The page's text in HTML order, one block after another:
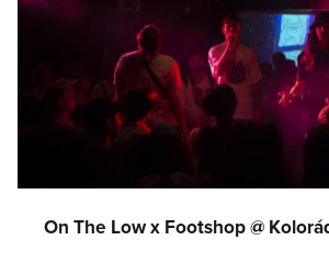
On The Low x Footshop @